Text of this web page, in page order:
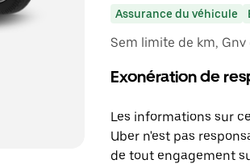
Assurance du véhicule
Sem limite de km,
Exonération de
Les informations sur
Uber n'est pas
de tout engagement